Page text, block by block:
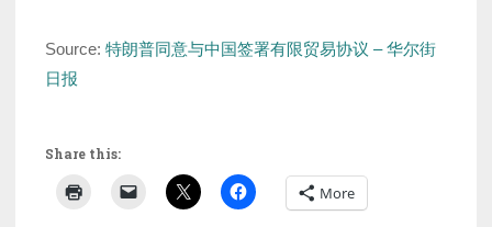
Source: 特朗普同意与中国签署有限贸易协议 –华尔街
日报
Share this:
More